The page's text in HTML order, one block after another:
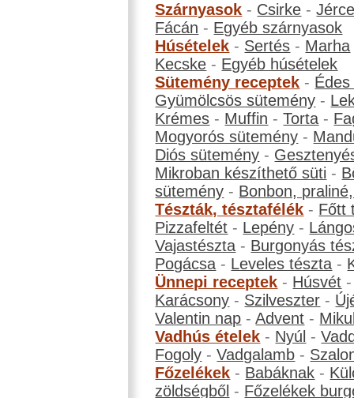
Szárnyasok - Csirke -
Fácán - Egyéb szárnyasok
Húsételek - Sertés - Marha
Kecske - Egyéb húsételek
Sütemény receptek -
Gyümölcsös sütemény -
Krémes - Muffin -Torta -
Mogyorós sütemény -
Diós sütemény -
Mikroban készíthető süti -
sütemény - Bonbon,
Tészták, tésztafélék - Főtt
Pizzafeltét - Lepény -
Vajastészta - Burgonyás
Pogácsa - Leveles tészta -
Ünnepi receptek - Húsvét
Karácsony - Szilveszter -
Valentin nap -Advent -
Vadhús ételek - Nyúl -
Fogoly -Vadgalamb -
Főzelékek - Babáknak -
zöldségből - Főzelékek